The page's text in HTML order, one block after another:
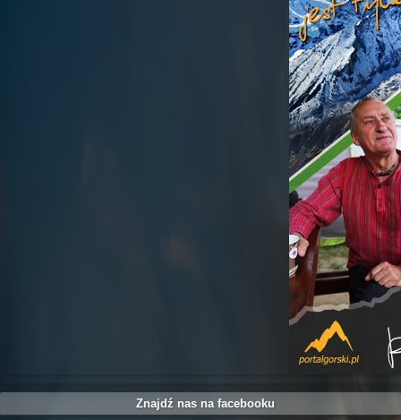
Znajdź nas na facebooku